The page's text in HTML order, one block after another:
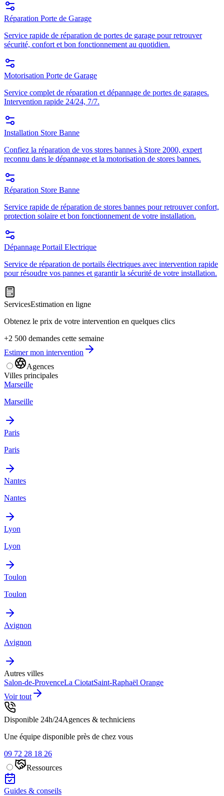
Réparation Porte de Garage
Service rapide de réparation de portes de garage pour retrouver
sécurité, confort et bon fonctionnement au quotidien.
Motorisation Porte de Garage
Service complet de réparation et dépannage de portes de garages.
Intervention rapide 24/24, 7/7.
Installation Store Banne
Confiez la réparation de vos stores bannes à Store 2000, expert
reconnu dans le dépannage et la motorisation de stores bannes.
Réparation Store Banne
Service rapide de réparation de stores bannes pour retrouver confort,
protection solaire et bon fonctionnement de votre installation.
Dépannage Portail Electrique
Service de réparation de portails électriques avec intervention rapide
pour résoudre vos pannes et garantir la sécurité de votre installation.
ServicesEstimation en ligne
Obtenez le prix de votre intervention en quelques clics
+2 500 demandes cette semaine
Estimer mon intervention
Agences
Villes principales
Marseille
Marseille
Paris
Paris
Nantes
Nantes
Lyon
Lyon
Toulon
Toulon
Avignon
Avignon
Autres villes
Salon-de-ProvenceLa CiotatSaint-Raphaël Orange
Voir tout
Disponible 24h/24Agences & techniciens
Une équipe disponible près de chez vous
09 72 28 18 26
Ressources
Guides & conseils